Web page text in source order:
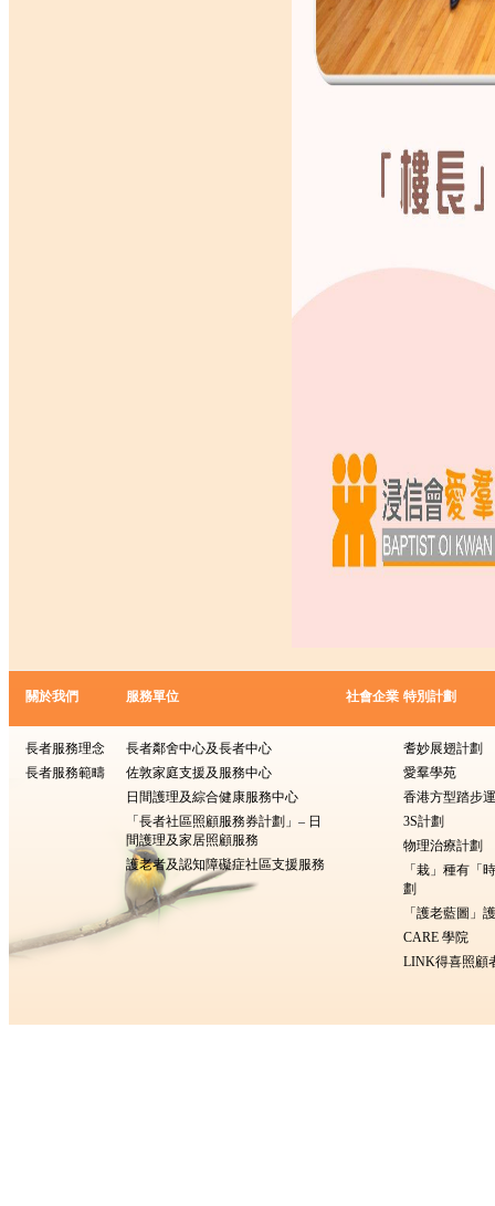
關於我們
長者服務理念
長者服務範疇
服務單位
長者鄰舍中心及長者中心
佐敦家庭支援及服務中心
日間護理及綜合健康服務中心
「長者社區照顧服務券計劃」– 日
間護理及家居照顧服務
護老者及認知障礙症社區支援服務
社會企業 特別計劃
耆妙展翅計劃
愛羣學苑
香港方型踏步
3S計劃
物理治療計劃
「栽」種有
劃
「護老藍圖」
CARE 學院
LINK得喜照顧